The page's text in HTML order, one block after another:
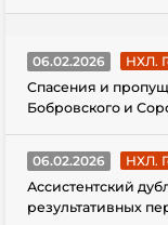
06.02.2026
НХЛ.
Спасения и
Бобровского и
06.02.2026
НХЛ.
Ассистентский
результативных